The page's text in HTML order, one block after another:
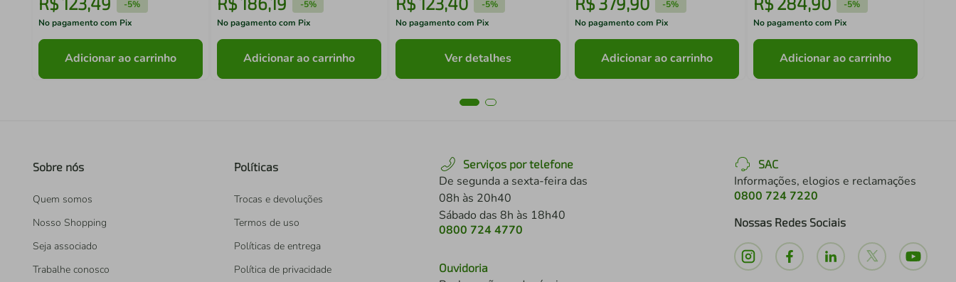
-5%
No pagamento com Pix
Adicionar ao carrinho
-5%
No pagamento com Pix
Adicionar ao carrinho
-5%
No pagamento com Pix
Ver detalhes
-5%
No pagamento com Pix
Adicionar ao carrinho
-5%
No pagamento com Pix
Adicionar ao carrinho
Sobre nós
Quem somos
Nosso Shopping
Seja associado
Trabalhe conosco
Políticas
Trocas e devoluções
Termos de uso
Políticas de entrega
Política de privacidade
Serviços por telefone
De segunda a sexta-feira das
08h às 20h40
Sábado das 8h às 18h40
0800 724 4770
Ouvidoria
SAC
Informações, elogios e reclamações
0800 724 7220
Nossas Redes Sociais